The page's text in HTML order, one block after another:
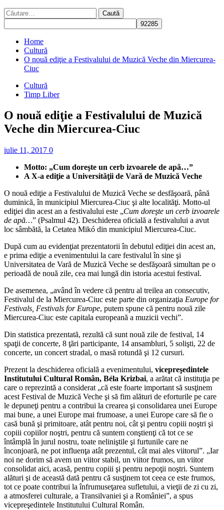
Caută
după:
Home
Cultură
O nouă ediţie a Festivalului de Muzică Veche din Miercurea-
Ciuc
Cultură
Timp Liber
O nouă ediţie a Festivalului de Muzică
Veche din Miercurea-Ciuc
iulie 11, 2017 0
Motto: „Cum doreşte un cerb izvoarele de apă…”
A X-a ediţie a Universităţii de Vară de Muzică Veche
O nouă ediţie a Festivalului de Muzică Veche se desfăşoară, până
duminică, în municipiul Miercurea-Ciuc şi alte localităţi. Motto-ul
ediţiei din acest an a festivalului este „Cum doreşte un cerb izvoarele
de apă…” (Psalmul 42). Deschiderea oficială a festivalului a avut
loc sâmbătă, la Cetatea Mikó din municipiul Miercurea-Ciuc.
După cum au evidenţiat prezentatorii în debutul ediţiei din acest an,
e prima ediţie a evenimentului la care festivalul în sine şi
Universitatea de Vară de Muzică Veche se desfăşoară simultan pe o
perioadă de nouă zile, cea mai lungă din istoria acestui festival.
De asemenea, „având în vedere că pentru al treilea an consecutiv,
Festivalul de la Miercurea-Ciuc este parte din organizaţia Europe for
Festivals, Festivals for Europe, putem spune că pentru nouă zile
Miercurea-Ciuc este capitala europeană a muzicii vechi”.
Din statistica prezentată, rezultă că sunt nouă zile de festival, 14
spaţii de concerte, 8 ţări participante, 14 ansambluri, 5 solişti, 22 de
concerte, un concert stradal, o masă rotundă şi 12 cursuri.
Prezent la deschiderea oficială a evenimentului, vicepreşedintele
Institutului Cultural Român, Béla Krizbai, a arătat că instituţia pe
care o reprezintă a considerat „că este foarte important să susţinem
acest Festival de Muzică Veche şi să fim alături de eforturile pe care
le depuneţi pentru a contribui la crearea şi consolidarea unei Europe
mai bune, a unei Europe mai frumoase, a unei Europe care să fie o
casă bună şi primitoare, atât pentru noi, cât şi pentru copiii noştri şi
copiii copiilor noştri, pentru că suntem conştienţi că tot ce se
întâmplă în jurul nostru, toate neliniştile şi furtunile care ne
înconjoară, ne pot influenţa atât prezentul, cât mai ales viitorul”. „Iar
noi ne dorim să avem un viitor stabil, un viitor frumos, un viitor
consolidat aici, acasă, pentru copiii şi pentru nepoţii noştri. Suntem
alături şi de această dată pentru că susţinem tot ceea ce este frumos,
tot ce poate contribui la înfrumuseţarea sufletului, a vieţii de zi cu zi,
a atmosferei culturale, a Transilvaniei şi a României”, a spus
vicepreşedintele Institutului Cultural Român.